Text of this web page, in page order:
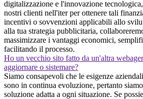
digitalizzazione e l'innovazione
nostri clienti nell'iter per ottenere tali
incentivi o sovvenzioni applicabili allo
alla tua strategia pubblicitaria,
massimizzare i vantaggi economici,
facilitando il processo.
Ho un vecchio sito fatto da un'altra
aggiornare o sistemare?
Siamo consapevoli che le esigenze
sono in continua evoluzione, pertanto
soluzione adatta a ogni situazione. Se